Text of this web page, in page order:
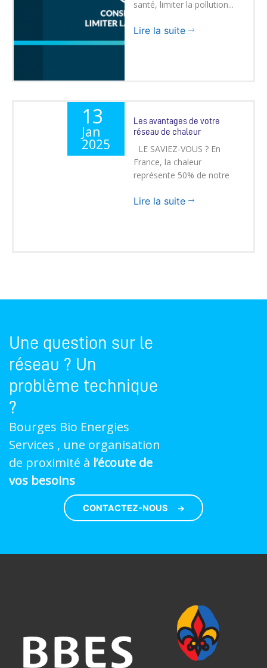
santé, limiter la pollution...
Lire la suite
13
Jan
2025
Les avantages de votre
réseau de chaleur
LE SAVIEZ-VOUS ? En
France, la chaleur
représente 50% de notre
Lire la suite
Une question sur le
réseau ? Un
problème technique
?
Bourges Bio Energies
Services , une organisation
de proximité à l’écoute de
vos besoins
CONTACTEZ-NOUS